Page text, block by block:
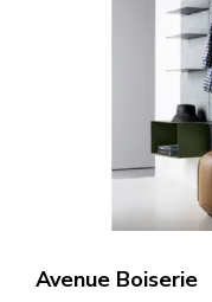
Avenue Boiserie